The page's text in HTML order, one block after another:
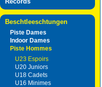
Beschtleeschtungen
Piste Dames
Indoor Dames
Piste Hommes
U23 Espoirs
U20 Juniors
U18 Cadets
U16 Minimes